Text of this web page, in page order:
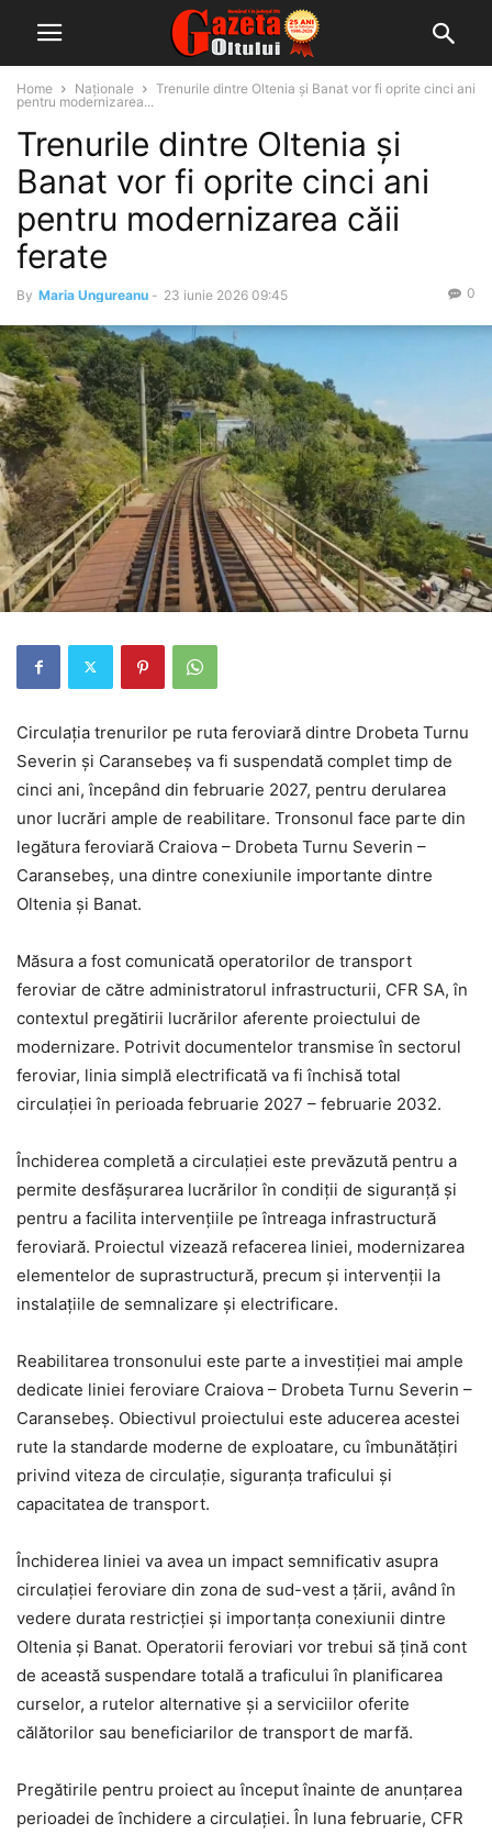
Home Naționale
Trenurile dintre Oltenia și Banat vor fi oprite cinci ani
pentru modernizarea...
Trenurile dintre Oltenia și
Banat vor fi oprite cinci ani
pentru modernizarea căii
ferate
By Maria Ungureanu - 23 iunie 2026 09:45 0
Circulația trenurilor pe ruta feroviară dintre Drobeta Turnu
Severin și Caransebeș va fi suspendată complet timp de
cinci ani, începând din februarie 2027, pentru derularea
unor lucrări ample de reabilitare. Tronsonul face parte din
legătura feroviară Craiova – Drobeta Turnu Severin –
Caransebeș, una dintre conexiunile importante dintre
Oltenia și Banat.
Măsura a fost comunicată operatorilor de transport
feroviar de către administratorul infrastructurii, CFR SA, în
contextul pregătirii lucrărilor aferente proiectului de
modernizare. Potrivit documentelor transmise în sectorul
feroviar, linia simplă electrificată va fi închisă total
circulației în perioada februarie 2027 – februarie 2032.
Închiderea completă a circulației este prevăzută pentru a
permite desfășurarea lucrărilor în condiții de siguranță și
pentru a facilita intervențiile pe întreaga infrastructură
feroviară. Proiectul vizează refacerea liniei, modernizarea
elementelor de suprastructură, precum și intervenții la
instalațiile de semnalizare și electrificare.
Reabilitarea tronsonului este parte a investiției mai ample
dedicate liniei feroviare Craiova – Drobeta Turnu Severin –
Caransebeș. Obiectivul proiectului este aducerea acestei
rute la standarde moderne de exploatare, cu îmbunătățiri
privind viteza de circulație, siguranța traficului și
capacitatea de transport.
Închiderea liniei va avea un impact semnificativ asupra
circulației feroviare din zona de sud-vest a țării, având în
vedere durata restricției și importanța conexiunii dintre
Oltenia și Banat. Operatorii feroviari vor trebui să țină cont
de această suspendare totală a traficului în planificarea
curselor, a rutelor alternative și a serviciilor oferite
călătorilor sau beneficiarilor de transport de marfă.
Pregătirile pentru proiect au început înainte de anunțarea
perioadei de închidere a circulației. În luna februarie, CFR